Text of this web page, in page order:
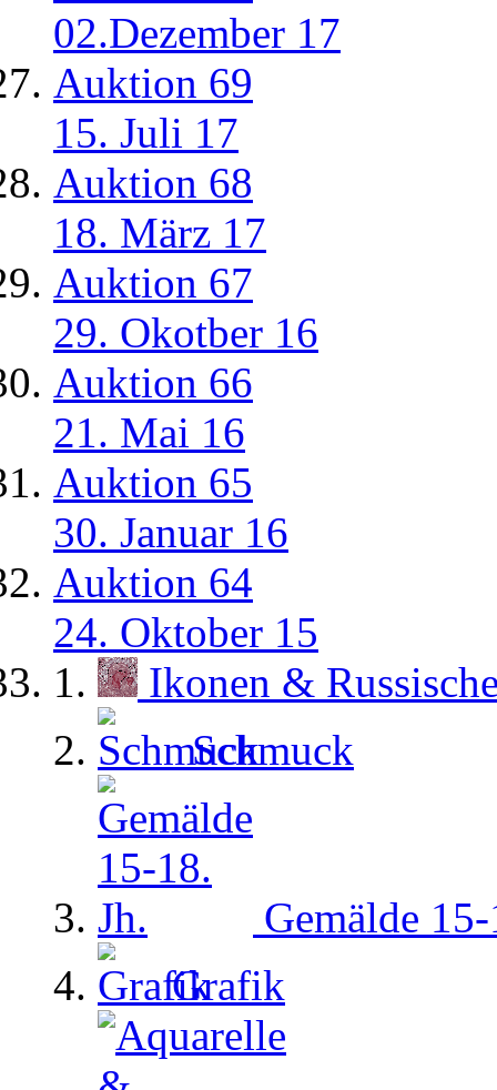
02.Dezember 17
Auktion 69
15. Juli 17
Auktion 68
18. März 17
Auktion 67
29. Okotber 16
Auktion 66
21. Mai 16
Auktion 65
30. Januar 16
Auktion 64
24. Oktober 15
Ikonen &
Schmuck
Gemälde
Grafik